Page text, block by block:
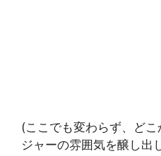
(ここでも変わらず、ど
ジャーの雰囲気を醸し出